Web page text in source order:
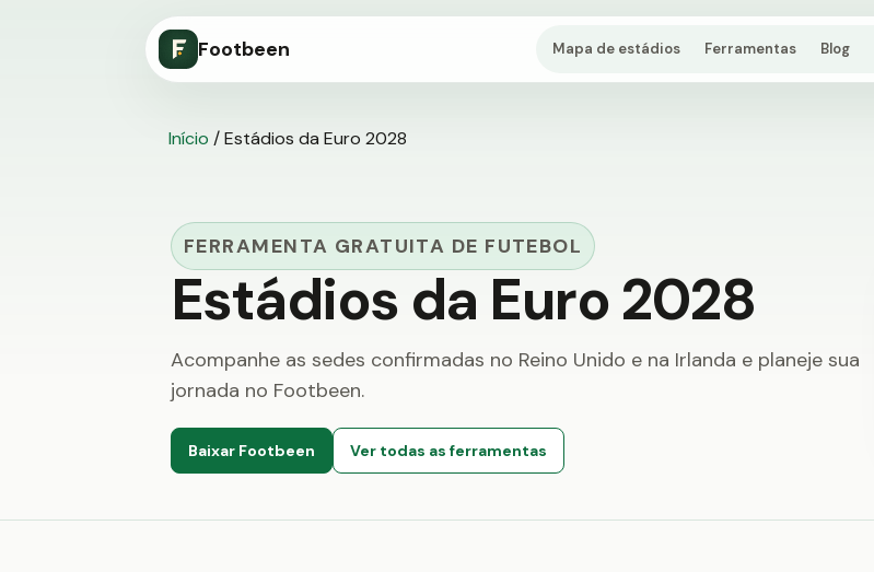
Footbeen Mapa de estádios Ferramentas Blog
Início /Estádios da Euro 2028
FERRAMENTA GRATUITA DE FUTEBOL
Estádios da Euro 2028
Acompanhe as sedes confirmadas no Reino Unido e na Irlanda e planeje sua
jornada no Footbeen.
Baixar Footbeen Ver todas as ferramentas